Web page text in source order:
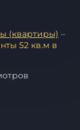
(квартиры) –
52 кв.м в